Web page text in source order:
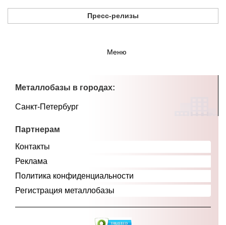
Пресс-релизы
Меню
Металлобазы в городах:
Санкт-Петербург
Партнерам
Контакты
Реклама
Политика конфиденциальности
Регистрация металлобазы